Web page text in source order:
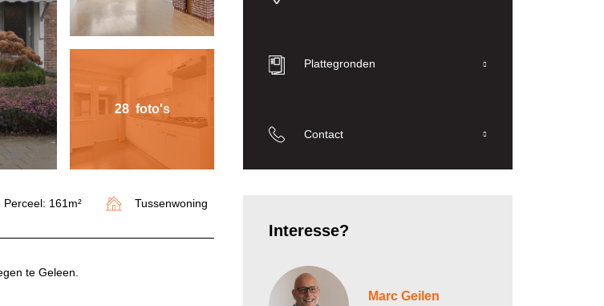
28 foto's
Plattegronden
Contact
Perceel: 161m² Tussenwoning
te Geleen.
Interesse?
Marc Geilen